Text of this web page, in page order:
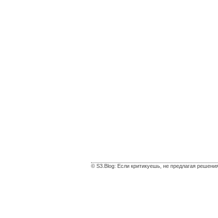
© S3.Blog: Если критикуешь, не предлагая